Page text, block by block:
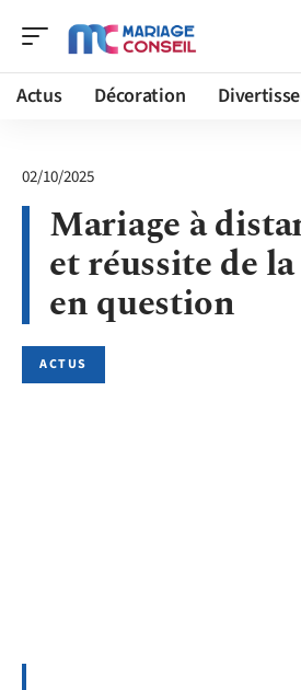
Actus Décoration
02/10/2025
Mariage à
et réussite de
en question
ACTUS